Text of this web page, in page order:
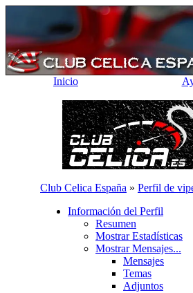
Inicio
Club Celica España » Perfil de
Información del Perfil
Resumen
Mostrar Estadísticas
Mostrar Mensajes...
Mensajes
Temas
Adjuntos